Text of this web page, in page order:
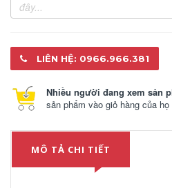
LIÊN HỆ: 0966.966.381
Nhiều người đang xem sản
sản phẩm vào giỏ hàng của
MÔ TẢ CHI TIẾT